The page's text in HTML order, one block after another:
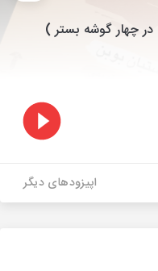
اپیزودهای دیگر